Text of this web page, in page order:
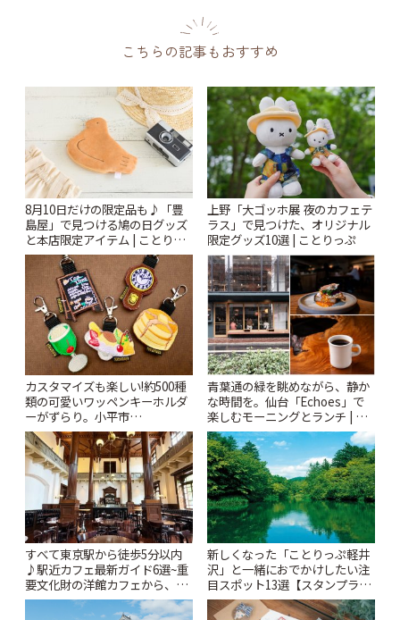
こちらの記事もおすすめ
8月10日だけの限定品も♪「豊
島屋」で見つける鳩の日グッズ
と本店限定アイテム | ことりっ
ぷ
上野「大ゴッホ展 夜のカフェテ
ラス」で見つけた、オリジナル
限定グッズ10選 | ことりっぷ
カスタマイズも楽しい!約500種
類の可愛いワッペンキーホルダ
ーがずらり。小平市
「Kimamaya T&K」 | ことりっ
ぷ
青葉通の緑を眺めながら、静か
な時間を。仙台「Echoes」で
楽しむモーニングとランチ | こ
とりっぷ
すべて東京駅から徒歩5分以内
♪駅近カフェ最新ガイド6選~重
要文化財の洋館カフェから、改
札すぐのレトロ喫茶まで~ | こと
新しくなった「ことりっぷ軽井
沢」と一緒におでかけしたい注
目スポット13選【スタンプラリ
ー開催中】 | ことりっぷ